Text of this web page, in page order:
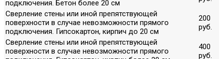
подключения. Бетон более 20 см
Сверление стены или иной препятствующей
поверхности в случае невозможности прямого
подключения. Гипсокартон, кирпич до 20 см
200
руб.
Сверление стены или иной препятствующей
поверхности в случае невозможности прямого
400
руб.